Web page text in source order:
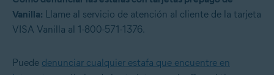
Vanilla: Llame al servicio de atención al cliente de la tarjeta
VISA Vanilla al 1-800-571-1376.
Puede denunciar cualquier estafa que encuentre en